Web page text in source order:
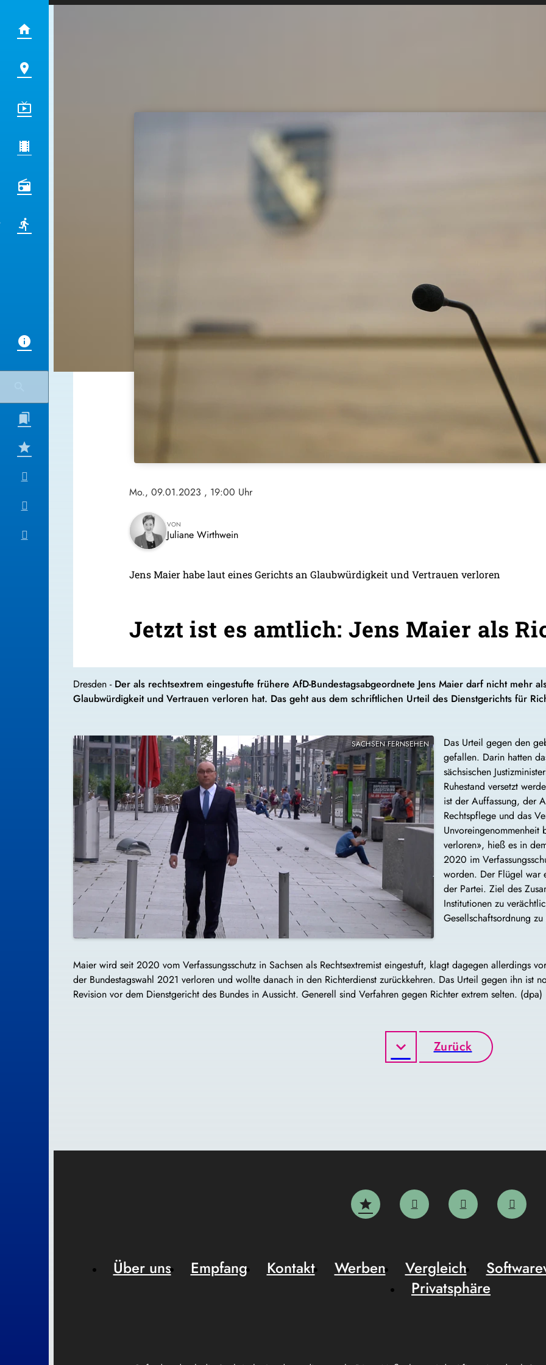
Mo., 09.01.2023 , 19:00 Uhr
VON
Juliane Wirthwein
Jens Maier habe laut eines Gerichts an Glaubwürdigkeit und Vertrauen verloren
Jetzt ist es amtlich: Jens Maier als
Dresden - Der als rechtsextrem eingestufte frühere AfD-Bundestagsabgeordnete Jens Maier darf nicht mehr
Glaubwürdigkeit und Vertrauen verloren hat. Das geht aus dem schriftlichen Urteil des Dienstgerichts für
SACHSEN FERNSEHEN
Das Urteil gegen den
gefallen. Darin hatten
sächsischen
Ruhestand versetzt
ist der Auffassung, der
Rechtspflege und das
Unvoreingenommenheit
verloren», hieß es in
2020 im
worden. Der Flügel war
der Partei. Ziel des
Institutionen zu
Gesellschaftsordnung
Maier wird seit 2020 vom Verfassungsschutz in Sachsen als Rechtsextremist eingestuft, klagt dagegen allerdings
der Bundestagswahl 2021 verloren und wollte danach in den Richterdienst zurückkehren. Das Urteil gegen ihn ist
Revision vor dem Dienstgericht des Bundes in Aussicht. Generell sind Verfahren gegen Richter extrem selten. (dpa)
Zurück
Über uns Empfang Kontakt Werben Vergleich
Privatsphäre